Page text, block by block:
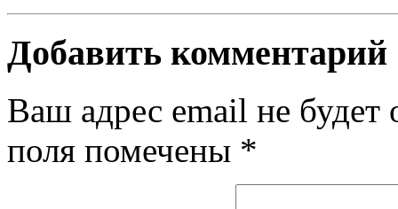
Добавить комментарий
Ваш адрес email не будет
поля помечены *